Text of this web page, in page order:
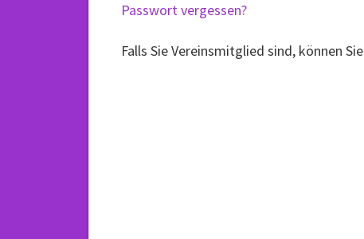
Passwort vergessen?
Falls Sie Vereinsmitglied sind, können Sie